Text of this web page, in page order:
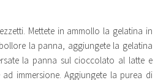
Mettete in ammollo la gelatina in
la panna, aggiungete la gelatina
la panna sul cioccolato al latte e
immersione. Aggiungete la purea di